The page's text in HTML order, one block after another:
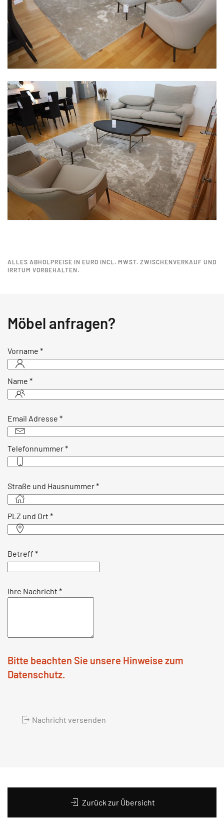
ALLES ABHOLPREISE IN EURO INCL. MWST. ZWISCHENVERKAUF UND
IRRTUM VORBEHALTEN.
Möbel anfragen?
Vorname *
Name *
Email Adresse *
Telefonnummer*
Straße und Hausnummer*
PLZ und Ort *
Betreff *
Ihre Nachricht *
Bitte beachten Sie unsere Hinweise zum
Datenschutz.
Nachricht versenden
Zurück zur Übersicht